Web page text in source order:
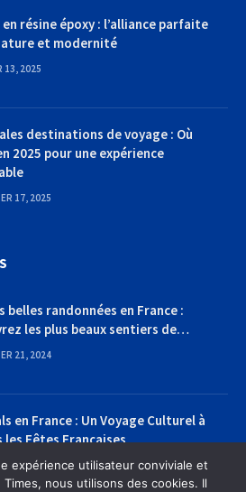
en résine époxy : l’alliance parfaite
et modernité
13, 2025
destinations de voyage : Où
2025 pour une expérience
17, 2025
belles randonnées en France :
les plus beaux sentiers de
21, 2024
en France : Un Voyage Culturel à
les Fêtes Françaises
22, 2024
expérience utilisateur conviviale et
nous utilisons des cookies. Il